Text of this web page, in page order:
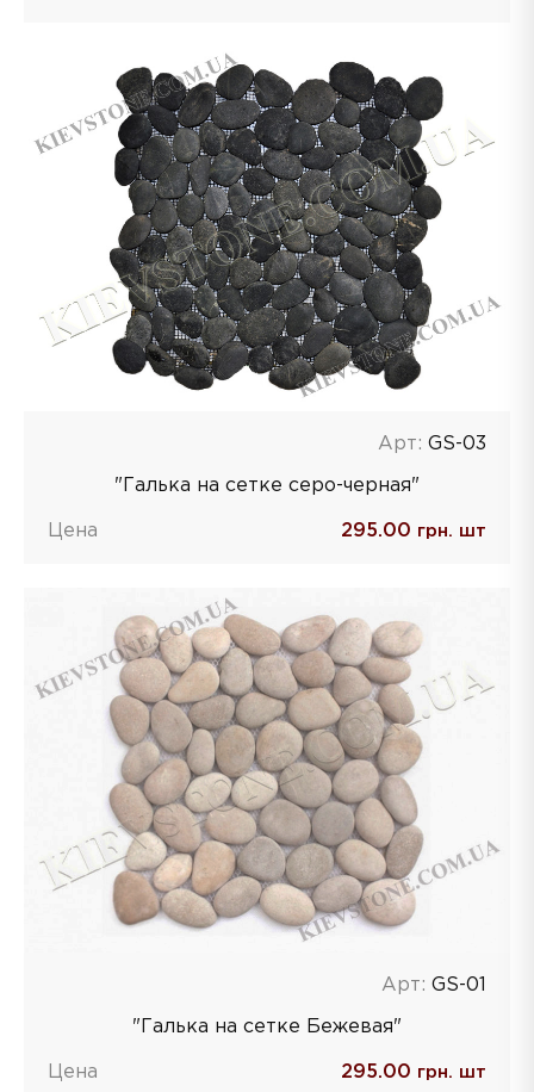
Арт: GS-03
"Галька на сетке серо-черная"
Цена 295.00 грн. шт
Арт: GS-01
"Галька на сетке Бежевая"
Цена 295.00 грн. шт